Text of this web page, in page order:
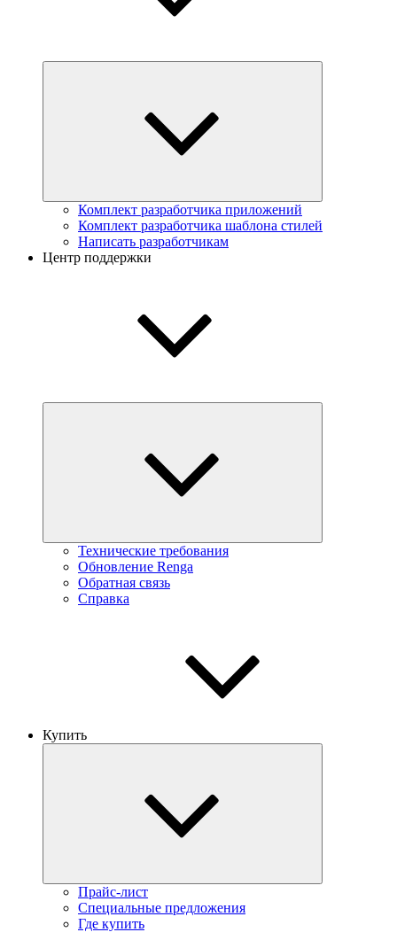
Комплект разработчика приложений
Комплект разработчика шаблона стилей
Написать разработчикам
Центр поддержки
Технические требования
Обновление Renga
Обратная связь
Справка
Купить
Прайс-лист
Специальные предложения
Где купить